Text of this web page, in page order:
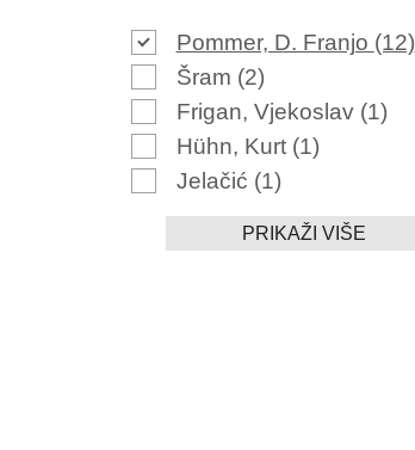
Pommer, D. Franjo (12)
Šram (2)
Frigan, Vjekoslav (1)
Hühn, Kurt (1)
Jelačić (1)
PRIKAŽI VIŠE